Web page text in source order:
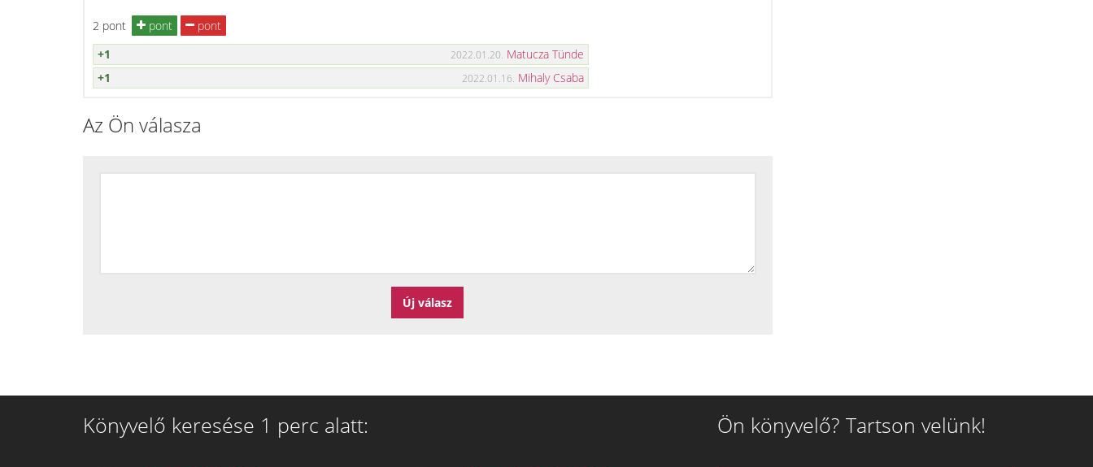
2 pont pont
pont
+1
2022.01.20. Matucza Tünde
+1
2022.01.16. Mihaly Csaba
Az Ön válasza
Könyvelő keresése 1 perc alatt: Ön könyvelő? Tartson velünk!